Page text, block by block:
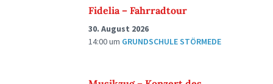
Fidelia – Fahrradtour
30. August 2026
14:00um GRUNDSCHULE STÖRMEDE